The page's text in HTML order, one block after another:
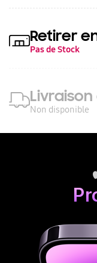
Retirer
Pas de Stock
Non disponible